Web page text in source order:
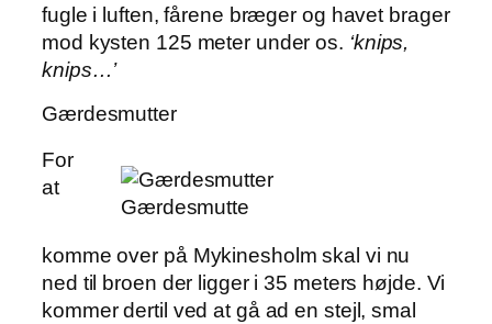
fugle i luften, fårene bræger og havet brager
mod kysten 125 meter under os. ‘knips,
knips…’
Gærdesmutter
Gærdesmutte
For
at
komme over på Mykinesholm skal vi nu
ned til broen der ligger i 35 meters højde. Vi
kommer dertil ved at gå ad en stejl, smal